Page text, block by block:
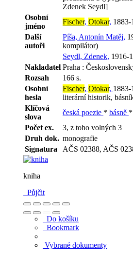
Zdenek Seydl]
Osobní
jméno
Fischer, Otokar,
Další
autoři
Píša, Antonín Matěj,
kompilátor)
Seydl, Zdenek, 1916-
Nakladatel Praha :
Rozsah
166 s.
Osobní
hesla
Fischer, Otokar, 1883-
literární historik,
Klíčová
slova
česká poezie * básně *
Počet ex.
3, z toho volných 3
Druh dok. monografie
Signatura
AČS 02388, AČS
kniha
Půjčit
Do košíku
Bookmark
Vybrané dokumenty